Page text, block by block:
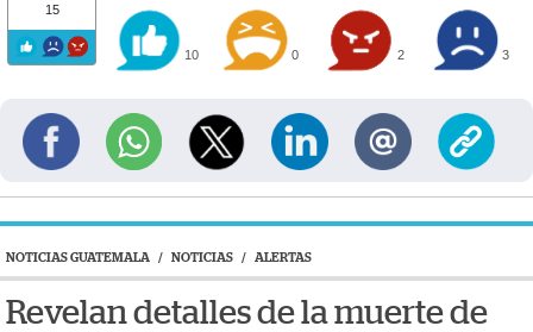
15
10 0 2 3
NOTICIAS GUATEMALA / NOTICIAS / ALERTAS
Revelan detalles de la muerte de